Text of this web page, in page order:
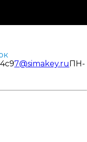
7@simakey.ruПН-